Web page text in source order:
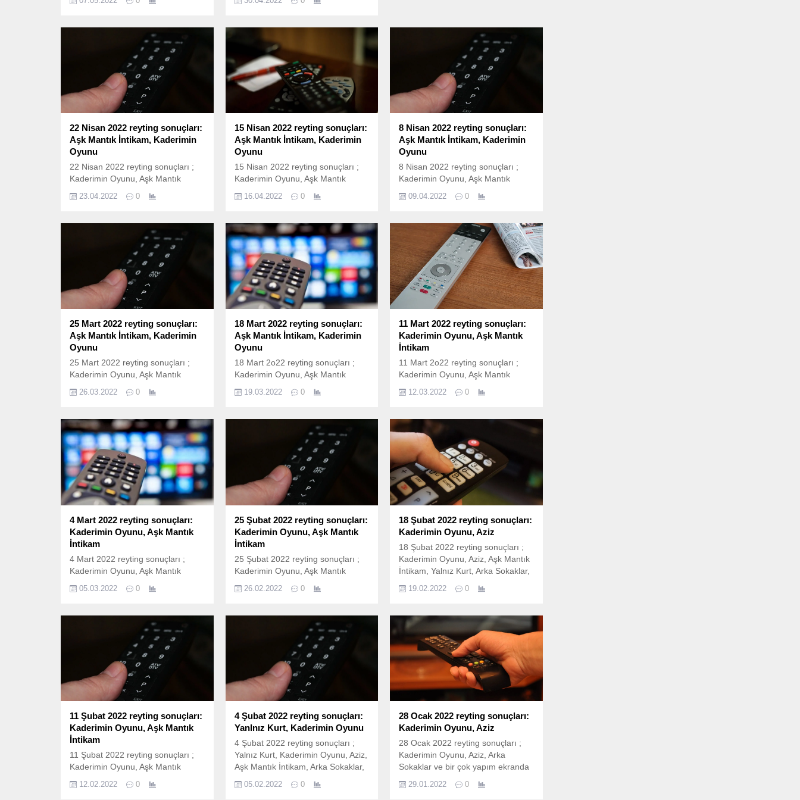
Doktoru ve bir çok yapım ekranda
Cuma reyting sonuçları; 6 Mayıs
reyting sonuçları nasıl
hesaplanıyor? 6 Mayıs 2022
reyting sonuçları Total, AB ve
20+ABC1 olarak ölçülen reyting
sonuçlarına göre sıralama...
Doktoru ve bir çok yapım ekranda
Cuma reyting sonuçları; 29 Nisan
reyting sonuçları nasıl
hesaplanıyor? 29 Nisan 2022
reyting sonuçları Total, AB ve
20+ABC1 olarak ölçülen reyting
sonuçlarına göre sıralama...
22 Nisan 2022 reyting sonuçları:
Aşk Mantık İntikam, Kaderimin
Oyunu
22 Nisan 2022 reyting sonuçları ;
Kaderimin Oyunu, Aşk Mantık
Sokaklar, Kasaba Doktoru ve bir
buluştu. İşte 22 Nisan Cuma reyting
sonuçları; 22 Nisan reyting
sonuçları nasıl hesaplanıyor? 22
Nisan 2022 reyting sonuçları Total,
AB ve 20+ABC1 olarak ölçülen
reyting sonuçlarına...
23.04.2022 0
15 Nisan 2022 reyting sonuçları:
Aşk Mantık İntikam, Kaderimin
Oyunu
15 Nisan 2022 reyting sonuçları ;
Kaderimin Oyunu, Aşk Mantık
Sokaklar, Kasaba Doktoru ve bir
buluştu. İşte 15 Nisan Cuma reyting
sonuçları; 15 Nisan reyting
sonuçları nasıl hesaplanıyor? 8
Nisan 2022 reyting sonuçları Total,
AB ve 20+ABC1 olarak ölçülen
reyting sonuçlarına...
16.04.2022 0
8 Nisan 2022 reyting sonuçları:
Aşk Mantık İntikam, Kaderimin
Oyunu
8 Nisan 2022 reyting sonuçları ;
Kaderimin Oyunu, Aşk Mantık
Sokaklar, Kasaba Doktoru ve bir
buluştu. İşte 8 Nisan Cuma reyting
sonuçları; 8 Nisan reyting sonuçları
nasıl hesaplanıyor? 8 Nisan 2022
reyting sonuçları Total, AB ve
20+ABC1 olarak ölçülen reyting
sonuçlarına...
09.04.2022 0
25 Mart 2022 reyting sonuçları:
Aşk Mantık İntikam, Kaderimin
Oyunu
25 Mart 2022 reyting sonuçları ;
Kaderimin Oyunu, Aşk Mantık
İntikam, Aziz, Yalnız Kurt, Arka
Sokaklar ve bir çok yapım ekranda
Cuma reyting sonuçları; 25 Mart
reyting sonuçları nasıl
hesaplanıyor? 25 Mart 2022 reyting
sonuçları Total, AB ve 20+ABC1
olarak ölçülen reyting sonuçlarına
göre sıralama...
26.03.2022 0
18 Mart 2022 reyting sonuçları:
Aşk Mantık İntikam, Kaderimin
Oyunu
18 Mart 2o22 reyting sonuçları ;
Kaderimin Oyunu, Aşk Mantık
İntikam, Aziz, Yalnız Kurt, Arka
Sokaklar ve bir çok yapım ekranda
Cuma reyting sonuçları; 18 Mart
reyting sonuçları nasıl
hesaplanıyor? 18 Mart 2022 reyting
sonuçları Total, AB ve 20+ABC1
olarak ölçülen reyting sonuçlarına
göre sıralama...
19.03.2022 0
11 Mart 2022 reyting sonuçları:
Kaderimin Oyunu, Aşk Mantık
İntikam
11 Mart 2o22 reyting sonuçları ;
Kaderimin Oyunu, Aşk Mantık
İntikam, Aziz, Yalnız Kurt, Arka
Sokaklar ve bir çok yapım ekranda
Cuma reyting sonuçları; 11 Mart
reyting sonuçları nasıl
hesaplanıyor? 11 Mart 2022 reyting
sonuçları Total, AB ve 20+ABC1
olarak ölçülen reyting sonuçlarına
göre sıralama...
12.03.2022 0
4 Mart 2022 reyting sonuçları:
Kaderimin Oyunu, Aşk Mantık
İntikam
4 Mart 2022 reyting sonuçları ;
Kaderimin Oyunu, Aşk Mantık
yapım ekranda izleyicileri ile
Cumartesi reyting sonuçları; 4 Mart
reyting sonuçları nasıl
hesaplanıyor? 4 Mart 2022 reyting
sonuçları Total, AB ve 20+ABC1
olarak ölçülen reyting sonuçlarına
göre sıralama belli oluyor....
05.03.2022 0
25 Şubat 2022 reyting sonuçları:
Kaderimin Oyunu, Aşk Mantık
İntikam
25 Şubat 2022 reyting sonuçları ;
Kaderimin Oyunu, Aşk Mantık
yapım ekranda izleyicileri ile
Cuma reyting sonuçları; 25 Şubat
reyting sonuçları nasıl
hesaplanıyor? 25 Şubat 2022
reyting sonuçları Total, AB ve
20+ABC1 olarak ölçülen reyting
sonuçlarına göre sıralama belli
26.02.2022 0
18 Şubat 2022 reyting sonuçları:
Kaderimin Oyunu, Aziz
18 Şubat 2022 reyting sonuçları ;
Kaderimin Oyunu, Aziz, Aşk Mantık
İntikam, Yalnız Kurt, Arka Sokaklar,
ekranda izleyicileri ile buluştu. İşte
18 Şubat reyting sonuçları nasıl
hesaplanıyor? 18 Şubat 2022
reyting sonuçları Total, AB ve
20+ABC1 olarak ölçülen reyting
sonuçlarına...
19.02.2022 0
11 Şubat 2022 reyting sonuçları:
Kaderimin Oyunu, Aşk Mantık
İntikam
11 Şubat 2022 reyting sonuçları ;
Kaderimin Oyunu, Aşk Mantık
Sokaklar, Karanlık Oda ve bir çok
12.02.2022 0
4 Şubat 2022 reyting sonuçları:
Yanlnız Kurt, Kaderimin Oyunu
4 Şubat 2022 reyting sonuçları ;
Yalnız Kurt, Kaderimin Oyunu, Aziz,
Aşk Mantık İntikam, Arka Sokaklar,
ve bir çok yapım ekranda izleyicileri
05.02.2022 0
28 Ocak 2022 reyting sonuçları:
Kaderimin Oyunu, Aziz
28 Ocak 2022 reyting sonuçları ;
Kaderimin Oyunu, Aziz, Arka
Sokaklar ve bir çok yapım ekranda
Cuma reyting sonuçları; 28 Ocak
29.01.2022 0